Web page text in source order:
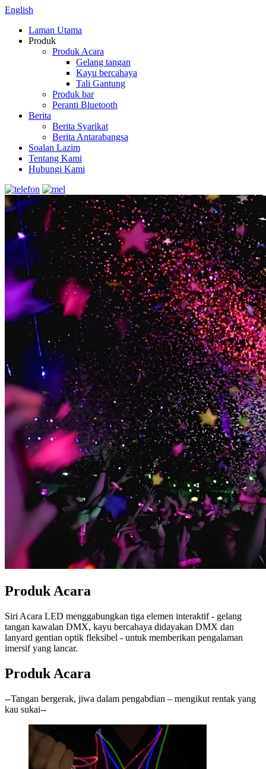
English
Laman Utama
Produk
Produk Acara
Gelang tangan
Kayu bercahaya
Tali Gantung
Produk bar
Peranti Bluetooth
Berita
Berita Syarikat
Berita Antarabangsa
Soalan Lazim
Tentang Kami
Hubungi Kami
Produk Acara
Siri Acara LED menggabungkan tiga elemen interaktif - gelang
tangan kawalan DMX, kayu bercahaya didayakan DMX dan
lanyard gentian optik fleksibel - untuk memberikan pengalaman
imersif yang lancar.
Produk Acara
--Tangan bergerak, jiwa dalam pengabdian – mengikut rentak yang
kau sukai--